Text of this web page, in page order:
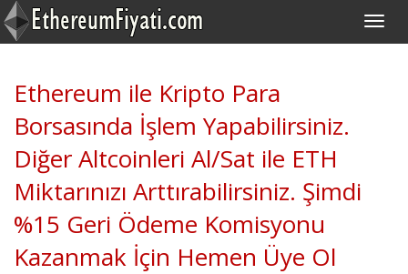
Ethereum ile Kripto Para
Borsasında İşlem Yapabilirsiniz.
Diğer Altcoinleri Al/Sat ile ETH
Miktarınızı Arttırabilirsiniz. Şimdi
%15 Geri Ödeme Komisyonu
Kazanmak İçin Hemen Üye Ol